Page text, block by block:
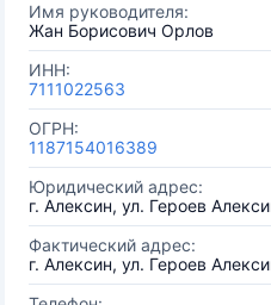
Имя руководителя:
Жан Борисович Орлов
ИНН:
7111022563
ОГРН:
1187154016389
Юридический адрес:
г. Алексин, ул. Героев
Фактический адрес:
г. Алексин, ул. Героев